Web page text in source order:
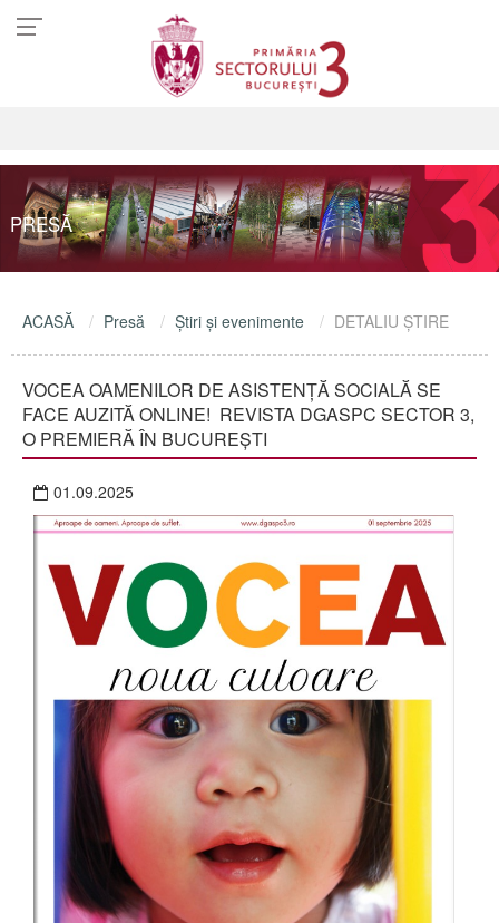
PRESĂ
ACASĂ Presă Ştiri şi evenimente DETALIU ŞTIRE
VOCEA OAMENILOR DE ASISTENȚĂ SOCIALĂ SE
FACE AUZITĂ ONLINE! REVISTA DGASPC SECTOR 3,
O PREMIERĂ ÎN BUCUREȘTI
01.09.2025